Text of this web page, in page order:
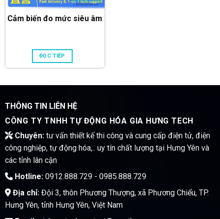
Cảm biến đo mức siêu âm
ĐỌC TIẾP
THÔNG TIN LIÊN HỆ
CÔNG TY TNHH TỰ ĐỘNG HÓA GIA HƯNG TECH
Chuyên:tư vấn thiết kế thi công và cung cấp điện tử, điện
công nghiệp, tự động hóa,.. uy tín chất lượng tại Hưng Yên và
các tỉnh lân cận
Hotline:0912.888.729 - 0985.888.729
Địa chỉ:Đội 3, thôn Phương Thượng, xã Phương Chiểu, TP.
Hưng Yên, tỉnh Hưng Yên, Việt Nam